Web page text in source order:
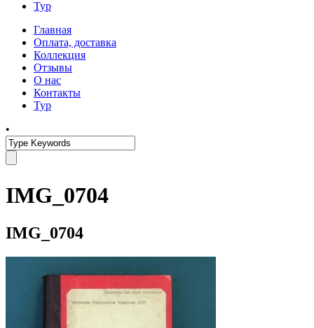
Тур
Главная
Оплата, доставка
Коллекция
Отзывы
О нас
Контакты
Тур
•
IMG_0704
IMG_0704